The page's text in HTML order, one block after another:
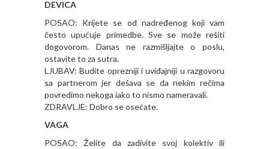
DEVICA
POSAO: Krijete se od nadređenog koji vam
često upućuje primedbe. Sve se može rešiti
dogovorom. Danas ne razmišljajte o poslu,
ostavite to za sutra.
LJUBAV: Budite oprezniji i uviđajniji u razgovoru
sa partnerom jer dešava se da nekim rečima
povredimo nekoga iako to nismo nameravali.
ZDRAVLJE: Dobro se osećate.
VAGA
POSAO: Želite da zadivite svoj kolektiv ili